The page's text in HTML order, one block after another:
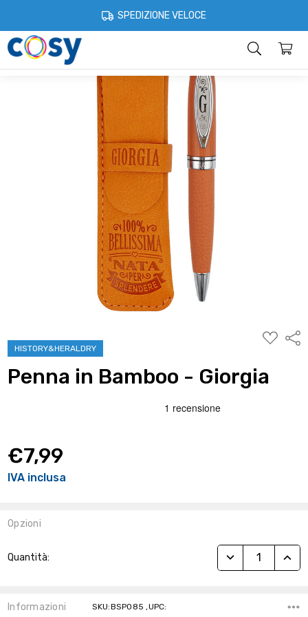
SPEDIZIONE VELOCE
Cartoleria e scuola Penne con nome
HISTORY&HERALDRY
ALLA
Penna in Bamboo - Giorgia
€7,99
IVA inclusa
Opzioni
Attuale:
Quantità: RIDUCI
Informazioni SKU:BSP085 ,UPC:
Account Contatti Informazioni